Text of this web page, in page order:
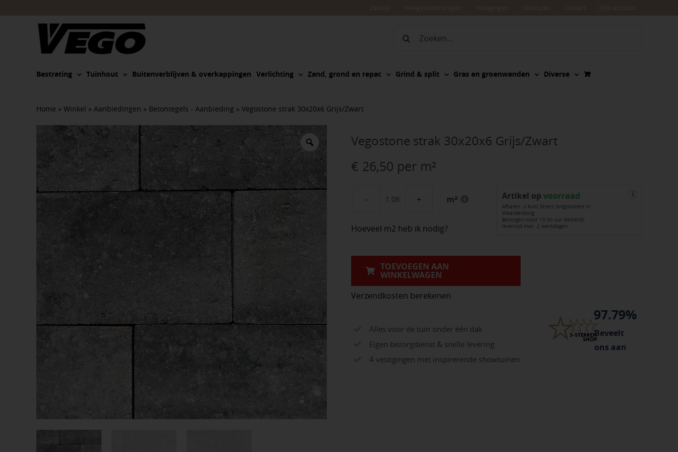
Zoeken
Bestrating Tuinhout Buitenverblijven & overkappingen Verlichting Zand, grond en repac Grind & split Gras en groenwanden Diverse
Home » Winkel » Aanbiedingen » Betontegels - Aanbieding » Vegostone strak 30x20x6 Grijs/Zwart
Vegostone strak 30x20x6 Grijs/Zwart
€ 26,50 per m²
Vegostone
30x20x6
aantal
m² Artikel op voorraad
Afhalen: u kunt direct langskomen in
Waardenburg
Bezorgen (voor 15:00 uur besteld):
levertijd max. 2 werkdagen
i
Hoeveel m2 heb ik nodig?
TOEVOEGEN AAN
WINKELWAGEN
Verzendkosten berekenen
Alles voor de tuin onder één dak
Eigen bezorgdienst & snelle levering
4 vestigingen met inspirerende showtuinen
97.79%
Beveelt
ons aan